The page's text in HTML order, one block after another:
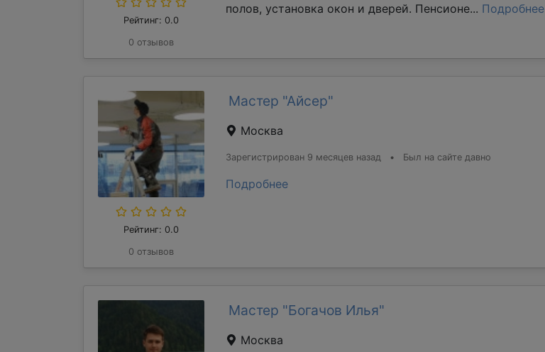
Рейтинг: 0.0
0 отзывов
полов, установка окон и дверей. Пенсионе... Подробнее
Рейтинг: 0.0
0 отзывов
Мастер "Айсер"
Москва
Зарегистрирован 9 месяцев назад • Был на сайте давно
Подробнее
Мастер "Богачов Илья"
Москва